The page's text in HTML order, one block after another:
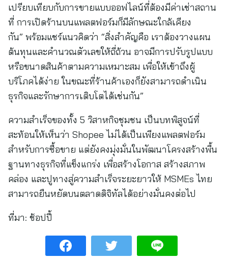
เปรียบเทียบกับการขายแบบออฟไลน์ที่ต้องมีค่าเช่าสถาน
ที่ การเปิดร้านบนแพลตฟอร์มก็มีลักษณะใกล้เคียง
กัน” พร้อมแชร์แนวคิดว่า “สิ่งสำคัญคือ เราต้องวางแผน
ต้นทุนและคำนวณตัวเลขให้ถี่ถ้วน อาจมีการปรับรูปแบบ
หรือขนาดสินค้าตามความเหมาะสม เพื่อให้เข้าถึงผู้
บริโภคได้ง่าย ในขณะที่ร้านค้าเองก็ยังสามารถดำเนิน
ธุรกิจและรักษาการเติบโตได้เช่นกัน”
ความสำเร็จของทั้ง 5 วิสาหกิจชุมชน เป็นบทพิสูจน์ที่
สะท้อนให้เห็นว่า Shopee ไม่ได้เป็นเพียงแพลตฟอร์ม
สำหรับการซื้อขาย แต่ยังคงมุ่งมั่นในพัฒนาโครงสร้างพื้น
ฐานทางธุรกิจที่แข็งแกร่ง เพื่อสร้างโอกาส สร้างสภาพ
คล่อง และปูทางสู่ความสำเร็จระยะยาวให้ MSMEs ไทย
สามารถยืนหยัดบนตลาดดิจิทัลได้อย่างมั่นคงต่อไป
ที่มา: ช้อปปี้